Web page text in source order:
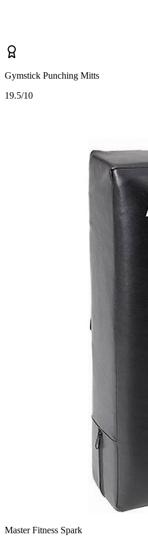
Gymstick Punching Mitts
19.5/10
Master Fitness Spark